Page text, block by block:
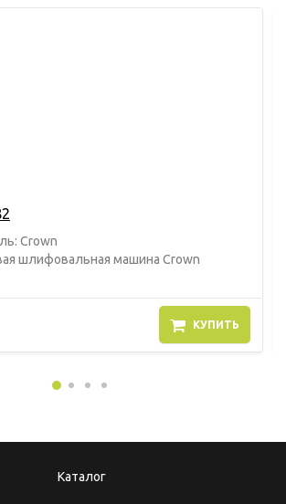
Crown
шлифовальная машина Crown
КУПИТЬ
Каталог